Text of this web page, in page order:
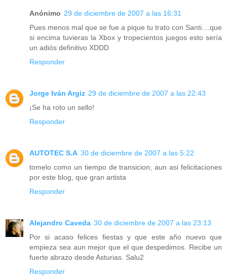
Anónimo 29 de diciembre de 2007 a las 16:31
Pues menos mal que se fue a pique tu trato con Santi....que
si encima tuvieras la Xbox y tropecientos juegos esto sería
un adiós definitivo XDDD
Responder
Jorge Iván Argiz 29 de diciembre de 2007 a las 22:43
¡Se ha roto un sello!
Responder
AUTOTEC S.A 30 de diciembre de 2007 a las 5:22
tomelo como un tiempo de transicion, aun asi felicitaciones
por este blog, que gran artista
Responder
Alejandro Caveda 30 de diciembre de 2007 a las 23:13
Por si acaso felices fiestas y que este año nuevo que
empieza sea aun mejor que el que despedimos. Recibe un
fuerte abrazo desde Asturias. Salu2
Responder